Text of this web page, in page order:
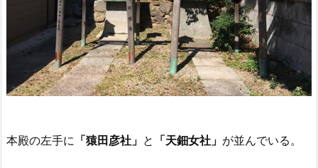
本殿の左手に 「猿田彦社」 と 「天鈿女社」 が並んでいる。